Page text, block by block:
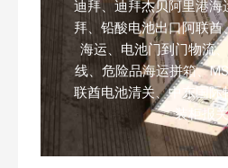
迪拜、迪拜杰贝阿里港海
拜、铅酸电池出口阿联酋
海运、电池门到门物流
线、危险品海运拼箱、
联酋电池清关、中东国际
装柜报关